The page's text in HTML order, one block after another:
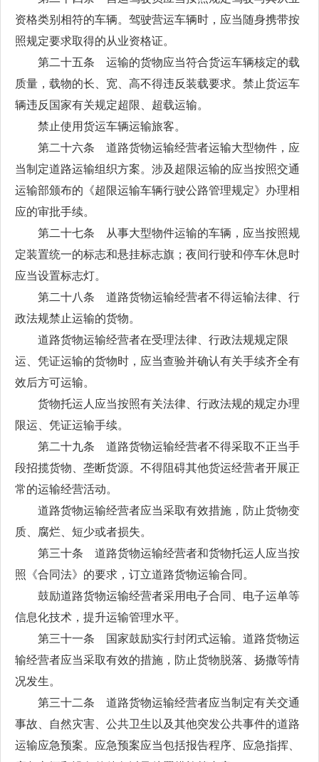
资格类别相符的车辆。驾驶营运车辆时，应当随身携带按
照规定要求取得的从业资格证。
第二十五条 运输的货物应当符合货运车辆核定的载
质量，载物的长、宽、高不得违反装载要求。禁止货运车
辆违反国家有关规定超限、超载运输。
禁止使用货运车辆运输旅客。
第二十六条 道路货物运输经营者运输大型物件，应
当制定道路运输组织方案。涉及超限运输的应当按照交通
运输部颁布的《超限运输车辆行驶公路管理规定》办理相
应的审批手续。
第二十七条 从事大型物件运输的车辆，应当按照规
定装置统一的标志和悬挂标志旗；夜间行驶和停车休息时
应当设置标志灯。
第二十八条 道路货物运输经营者不得运输法律、行
政法规禁止运输的货物。
道路货物运输经营者在受理法律、行政法规规定限
运、凭证运输的货物时，应当查验并确认有关手续齐全有
效后方可运输。
货物托运人应当按照有关法律、行政法规的规定办理
限运、凭证运输手续。
第二十九条 道路货物运输经营者不得采取不正当手
段招揽货物、垄断货源。不得阻碍其他货运经营者开展正
常的运输经营活动。
道路货物运输经营者应当采取有效措施，防止货物变
质、腐烂、短少或者损失。
第三十条 道路货物运输经营者和货物托运人应当按
照《合同法》的要求，订立道路货物运输合同。
鼓励道路货物运输经营者采用电子合同、电子运单等
信息化技术，提升运输管理水平。
第三十一条 国家鼓励实行封闭式运输。道路货物运
输经营者应当采取有效的措施，防止货物脱落、扬撒等情
况发生。
第三十二条 道路货物运输经营者应当制定有关交通
事故、自然灾害、公共卫生以及其他突发公共事件的道路
运输应急预案。应急预案应当包括报告程序、应急指挥、